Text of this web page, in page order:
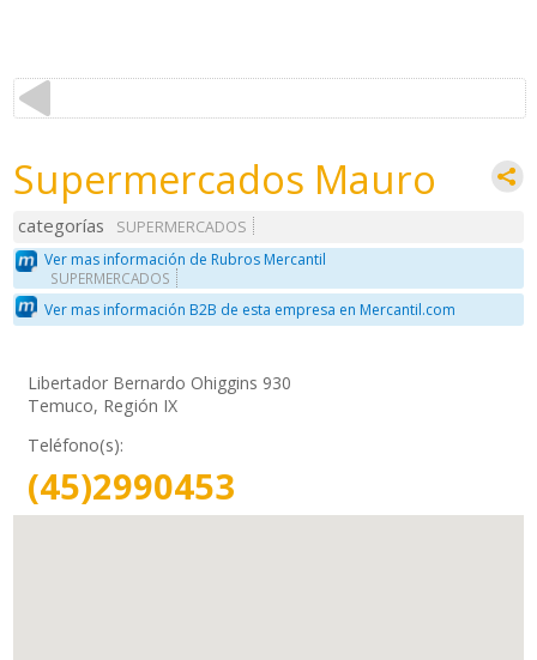
Supermercados Mauro
categorías
SUPERMERCADOS
Ver mas información de Rubros Mercantil
SUPERMERCADOS
Ver mas información B2B de esta empresa en Mercantil.com
Libertador Bernardo Ohiggins 930
Temuco, Región IX
Teléfono(s):
(45)2990453